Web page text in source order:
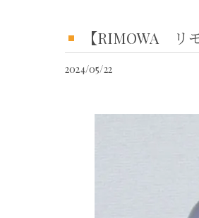
【RIMOWA リ
2024/05/22